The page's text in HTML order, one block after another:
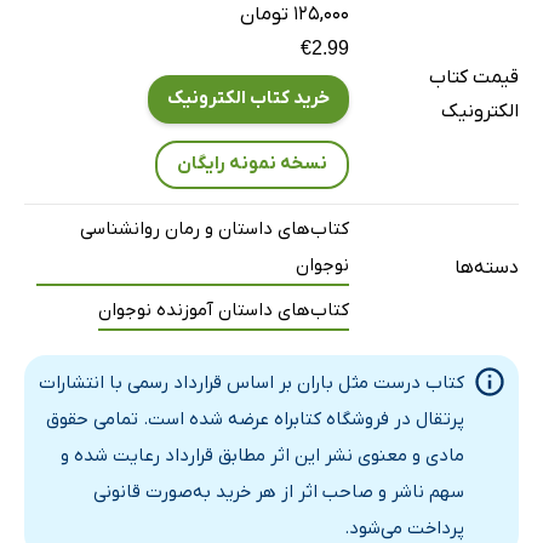
فصل 16: سالگرد
فصل 17: آن شب
فصل 21: دورِ شست‌وشو
فصل 23: آن شب
فصل 24: نقشه‌ها
قیمت کتاب
الکترونیک
۱۲۵,۰۰۰ تومان
€2.99
خرید کتاب الکترونیک
نسخه نمونه رایگان
دسته‌ها
کتاب‌های داستان و رمان روانشناسی
نوجوان
کتاب‌های داستان آموزنده نوجوان
کتاب درست مثل باران بر اساس قرارداد رسمی با انتشارات
پرتقال در فروشگاه کتابراه عرضه شده است. تمامی حقوق
مادی و معنوی نشر این اثر مطابق قرارداد رعایت شده و
سهم ناشر و صاحب اثر از هر خرید به‌صورت قانونی
پرداخت می‌شود.